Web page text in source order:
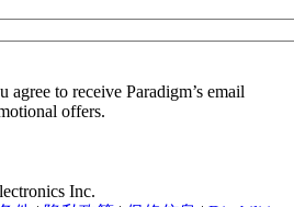
to receive Paradigm’s email
offers.
Inc.